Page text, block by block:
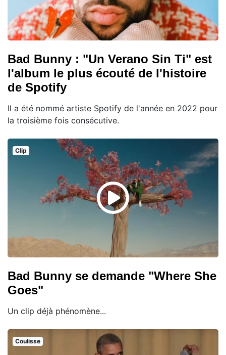
Bad Bunny : "Un Verano Sin Ti" est
l'album le plus écouté de l'histoire
de Spotify
Il a été nommé artiste Spotify de l'année en 2022 pour
la troisième fois consécutive.
Clip
Bad Bunny se demande "Where She
Goes"
Un clip déjà phénomène...
Coulisse